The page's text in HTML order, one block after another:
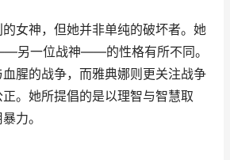
女神，但她并非单纯的破坏者。她
另一位战神——的性格有所不同。
腥的战争，而雅典娜则更关注战争
。她所提倡的是以理智与智慧取
力。